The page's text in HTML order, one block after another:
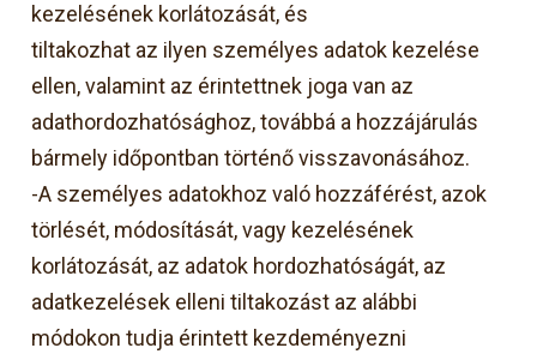
kezelésének korlátozását, és
tiltakozhat az ilyen személyes adatok kezelése
ellen, valamint az érintettnek joga van az
adathordozhatósághoz, továbbá a hozzájárulás
bármely időpontban történő visszavonásához.
-A személyes adatokhoz való hozzáférést, azok
törlését, módosítását, vagy kezelésének
korlátozását, az adatok hordozhatóságát, az
adatkezelések elleni tiltakozást az alábbi
módokon tudja érintett kezdeményezni